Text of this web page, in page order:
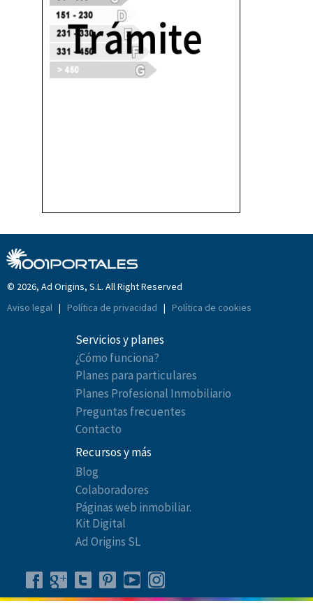
© 2026, Ad Origins, S.L. All Right Reserved
Aviso legal | Política de privacidad | Política de cookies
Servicios y planes
¿Cómo funciona?
Planes para particulares
Planes Profesional Inmobiliario
Preguntas frecuentes
Contacto
Recursos y más
Blog
Colaboradores
Páginas web inmobiliar.
Kit Digital
Ad Origins SL